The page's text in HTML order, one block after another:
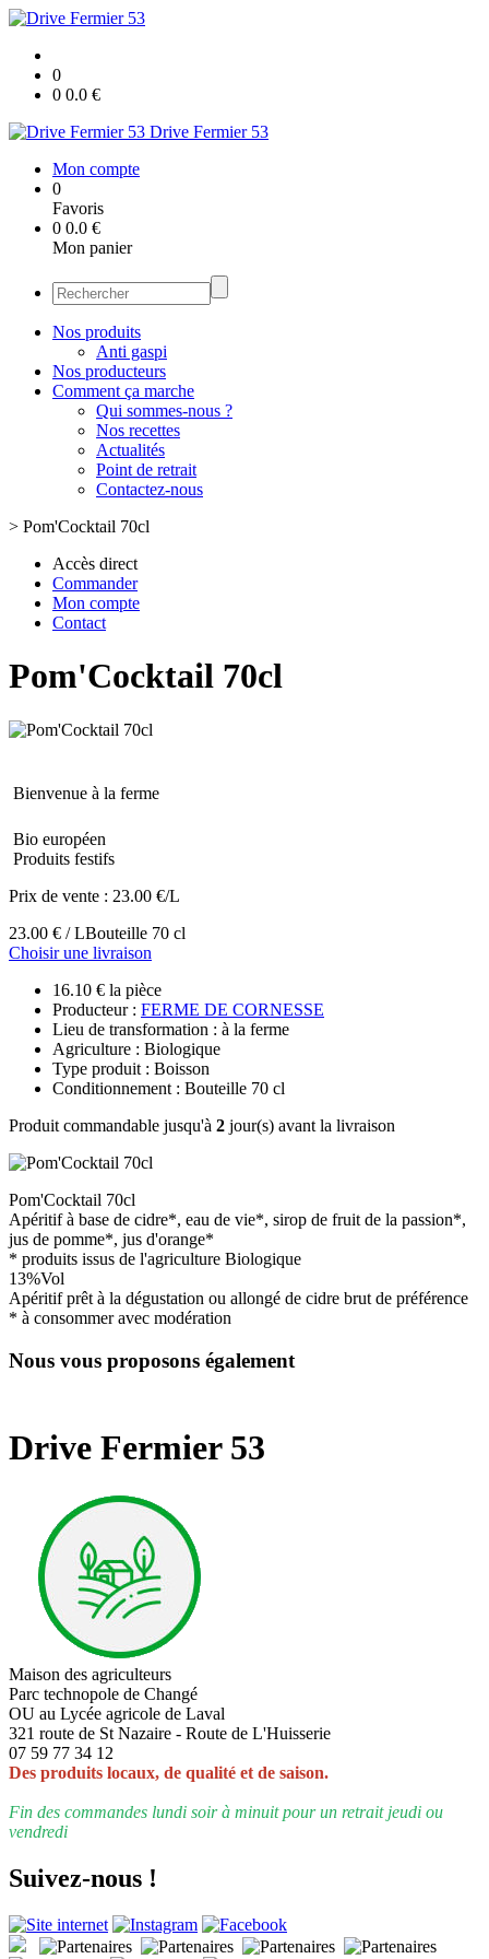
0
0 0.0 €
Drive Fermier 53
Mon compte
0
Favoris
0 0.0 €
Mon panier
Nos produits
Anti gaspi
Nos producteurs
Comment ça marche
Qui sommes-nous ?
Nos recettes
Actualités
Point de retrait
Contactez-nous
> Pom'Cocktail 70cl
Accès direct
Commander
Mon compte
Contact
Pom'Cocktail 70cl
Bienvenue à la ferme
Bio européen
Produits festifs
Prix de vente : 23.00 €/L
23.00 € / LBouteille 70 cl
Choisir une livraison
16.10 € la pièce
Producteur : FERME DE CORNESSE
Lieu de transformation : à la ferme
Agriculture : Biologique
Type produit : Boisson
Conditionnement : Bouteille 70 cl
Produit commandable jusqu'à 2 jour(s) avant la livraison
Pom'Cocktail 70cl
Apéritif à base de cidre*, eau de vie*, sirop de fruit de la passion*,
jus de pomme*, jus d'orange*
* produits issus de l'agriculture Biologique
13%Vol
Apéritif prêt à la dégustation ou allongé de cidre brut de préférence
* à consommer avec modération
Nous vous proposons également
Drive Fermier 53
Maison des agriculteurs
Parc technopole de Changé
OU au Lycée agricole de Laval
321 route de St Nazaire - Route de L'Huisserie
07 59 77 34 12
Des produits locaux, de qualité et de saison.
Fin des commandes lundi soir à minuit pour un retrait jeudi ou
vendredi
Suivez-nous !